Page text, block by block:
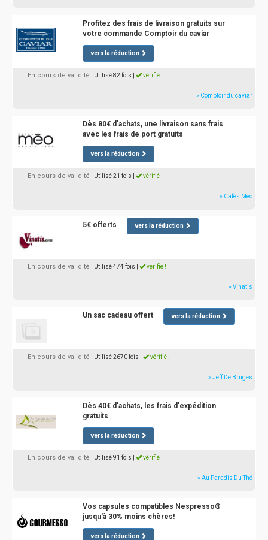
Profitez des frais de livraison gratuits sur
votre commande Comptoir du caviar
vers la réduction
En cours de validité | Utilisé 82 fois vérifié !
» Comptoir du caviar
Dès 80€ d'achats, une livraison sans frais
avec les frais de port gratuits
vers la réduction
En cours de validité | Utilisé 21 fois vérifié !
» Cafés Méo
5€ offerts vers la réduction
En cours de validité | Utilisé 474 fois vérifié !
» Vinatis
Un sac cadeau offert vers la réduction
En cours de validité | Utilisé 2670 fois vérifié !
» Jeff De Bruges
Dès 40€ d'achats, les frais d'expédition
gratuits
vers la réduction
En cours de validité | Utilisé 91 fois vérifié !
» Au Paradis Du Thé
Vos capsules compatibles Nespresso®
jusqu'à 30% moins chères!
vers la réduction